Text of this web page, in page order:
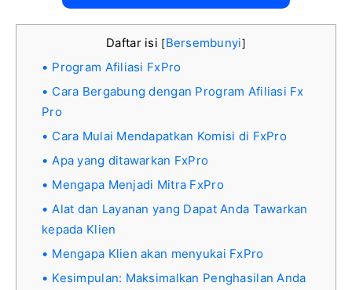
Daftar isi [Bersembunyi]
Program Afiliasi FxPro
Cara Bergabung dengan Program Afiliasi Fx
Pro
Cara Mulai Mendapatkan Komisi di FxPro
Apa yang ditawarkan FxPro
Mengapa Menjadi Mitra FxPro
Alat dan Layanan yang Dapat Anda Tawarkan
kepada Klien
Mengapa Klien akan menyukai FxPro
Kesimpulan: Maksimalkan Penghasilan Anda